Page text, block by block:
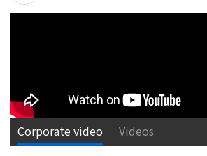
Corporate video Videos